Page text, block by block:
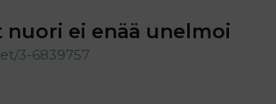
nuori ei enää unelmoi
3-6839757